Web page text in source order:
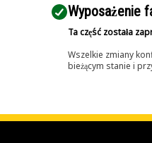
Wyposażenie
Ta część została
Wszelkie zmiany
bieżącym stanie i